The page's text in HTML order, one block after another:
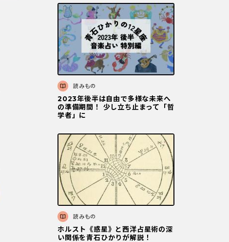
読みもの
2023年後半は自由で多様な未来へ
の準備期間！ 少し立ち止まって「哲
学者」に
読みもの
ホルスト《惑星》と西洋占星術の深
い関係を青石ひかりが解説！